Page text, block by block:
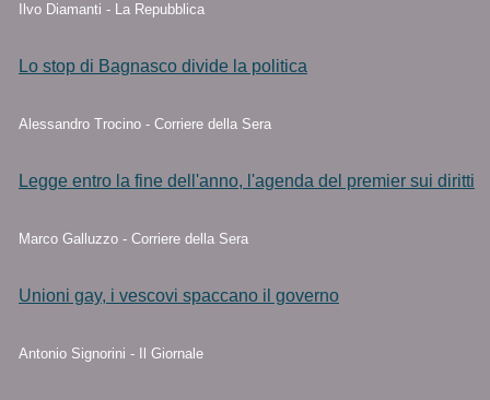
Ilvo Diamanti - La Repubblica
Lo stop di Bagnasco divide la politica
Alessandro Trocino - Corriere della Sera
Legge entro la fine dell'anno, l'agenda del premier sui diritti
Marco Galluzzo - Corriere della Sera
Unioni gay, i vescovi spaccano il governo
Antonio Signorini - Il Giornale